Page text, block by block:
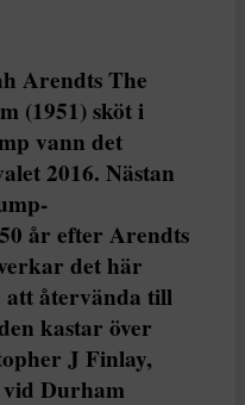
Arendts The
(1951) sköt i
vann det
2016. Nästan
år efter Arendts
det här
återvända till
kastar över
J Finlay,
Durham